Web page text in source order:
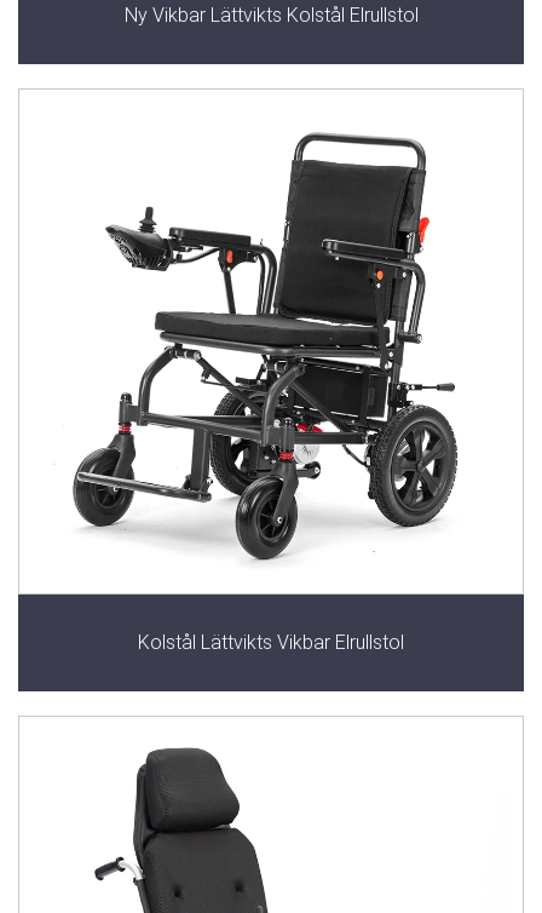
Ny Vikbar Lättvikts Kolstål Elrullstol
Kolstål Lättvikts Vikbar Elrullstol